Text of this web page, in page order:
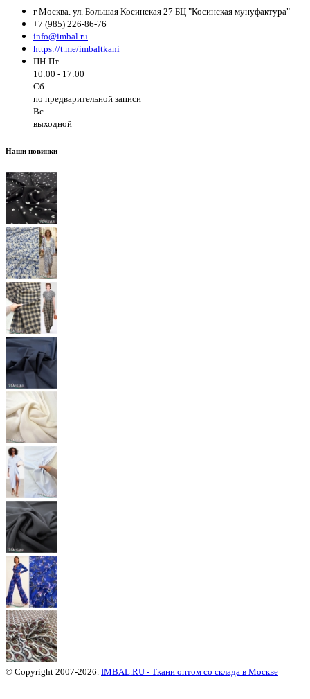
г Москва. ул. Большая Косинская 27 БЦ "Косинская мунуфактура"
+7 (985) 226-86-76
info@imbal.ru
https://t.me/imbaltkani
ПН-Пт
10:00 - 17:00
Сб
по предварительной записи
Вс
выходной
Наши новинки
© Copyright 2007-2026. IMBAL.RU - Ткани оптом со склада в Москве